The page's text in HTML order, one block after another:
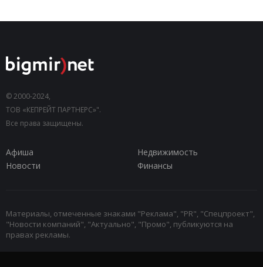
© 2000-2024,
ТОВ «КЕПРЕЙТ ПАРТНЕРС»".
Все права защищены.
Афиша
Недвижимость
Новости
Финансы
Материалы, отмеченные знаками "Реклама", "PR", "Спецпроект",
"Новости компаний", "Актуально", "Промо", публикуются на
правах рекламы.